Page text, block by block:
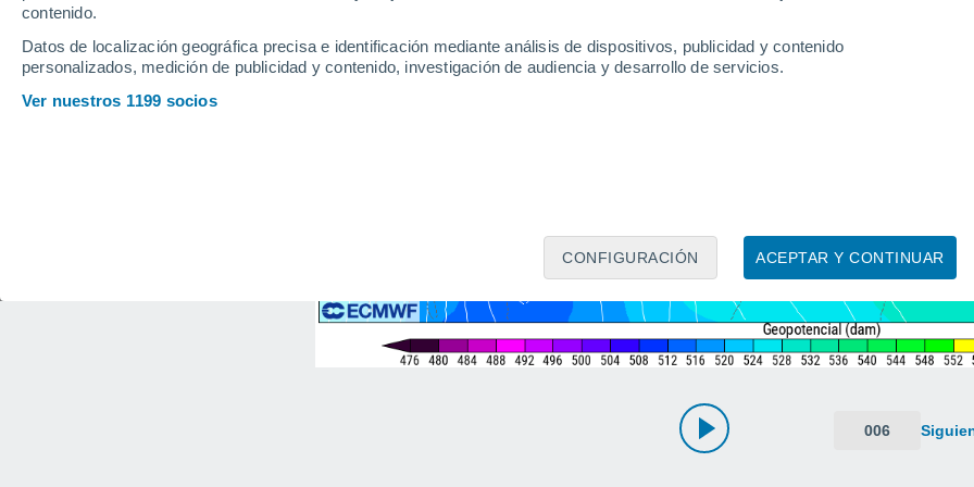
contenido.
Datos de localización geográfica precisa e identificación mediante análisis de dispositivos, publicidad y contenido
personalizados, medición de publicidad y contenido, investigación de audiencia y desarrollo de servicios.
Ver nuestros 1199 socios
ACEPTAR Y CONTINUAR
CONFIGURACIÓN
006